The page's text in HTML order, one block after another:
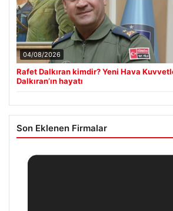
04/08/2026
Rafet Dalkıran kimdir? Yeni Hava
Dalkıran’ın hayatı
Son Eklenen Firmalar